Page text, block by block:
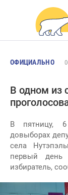
ОФИЦИАЛЬНО
В одном из
В пятницу, 6
довыборах
села
первый день
избиратель,